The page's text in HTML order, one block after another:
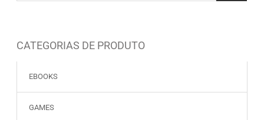
CATEGORIAS DE PRODUTO
EBOOKS
GAMES